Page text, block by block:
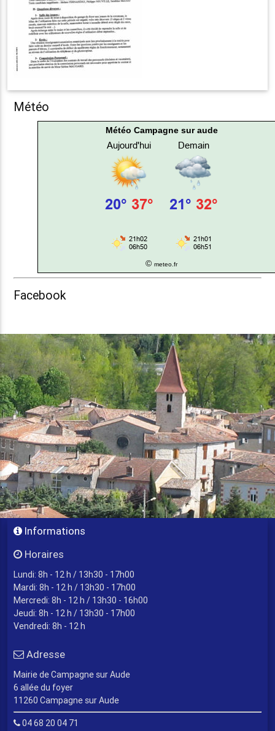
Météo
Météo Campagne sur aude
© meteo.fr
Facebook
Informations
Horaires
Lundi: 8h - 12 h / 13h30 - 17h00
Mardi: 8h - 12 h / 13h30 - 17h00
Mercredi: 8h - 12 h / 13h30 - 16h00
Jeudi: 8h - 12 h / 13h30 - 17h00
Vendredi: 8h - 12 h
Adresse
Mairie de Campagne sur Aude
6 allée du foyer
11260 Campagne sur Aude
04 68 20 04 71